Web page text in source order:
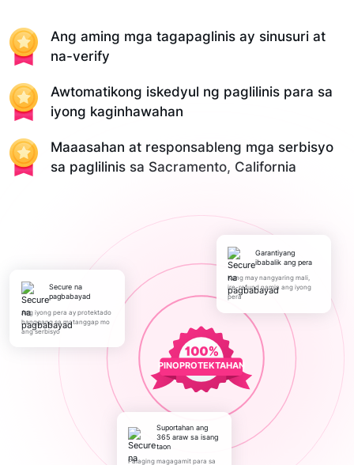
Ang aming mga tagapaglinis ay sinusuri at
na-verify
Awtomatikong iskedyul ng paglilinis para sa
iyong kaginhawahan
Maaasahan at responsableng mga serbisyo
sa paglilinis sa Sacramento, California
PINOPROTEKTAHAN
Secure na
pagbabayad
Ang iyong pera ay protektado
hanggang sa matanggap mo
ang serbisyo
Garantiyang
ibabalik ang pera
Kung may nangyaring mali,
ire-refund namin ang iyong
pera
Suportahan ang
365 araw sa isang
taon
Palaging magagamit para sa